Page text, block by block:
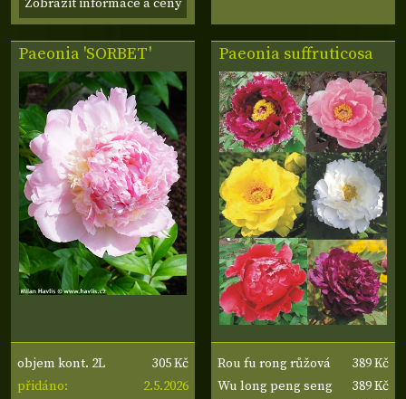
Zobrazit informace a ceny
Paeonia 'SORBET'
objem kont. 2L
305 Kč
přidáno:
2.5.2026
Paeonia suffruticosa
Rou fu rong růžová
389 Kč
Wu long peng seng
389 Kč